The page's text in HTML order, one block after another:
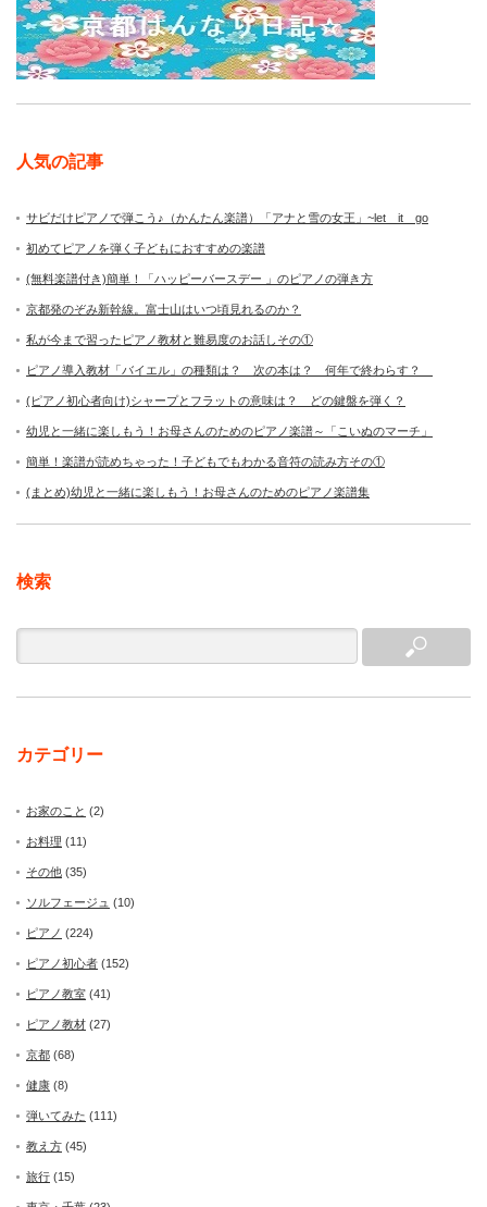
人気の記事
サビだけピアノで弾こう♪（かんたん楽譜）「アナと雪の女王」~let it go
初めてピアノを弾く子どもにおすすめの楽譜
(無料楽譜付き)簡単！「ハッピーバースデー 」のピアノの弾き方
京都発のぞみ新幹線。富士山はいつ頃見れるのか？
私が今まで習ったピアノ教材と難易度のお話しその①
ピアノ導入教材「バイエル」の種類は？ 次の本は？ 何年で終わらす？
(ピアノ初心者向け)シャープとフラットの意味は？ どの鍵盤を弾く？
幼児と一緒に楽しもう！お母さんのためのピアノ楽譜～「こいぬのマーチ」
簡単！楽譜が読めちゃった！子どもでもわかる音符の読み方その①
(まとめ)幼児と一緒に楽しもう！お母さんのためのピアノ楽譜集
検索
カテゴリー
お家のこと (2)
お料理 (11)
その他 (35)
ソルフェージュ (10)
ピアノ (224)
ピアノ初心者 (152)
ピアノ教室 (41)
ピアノ教材 (27)
京都 (68)
健康 (8)
弾いてみた (111)
教え方 (45)
旅行 (15)